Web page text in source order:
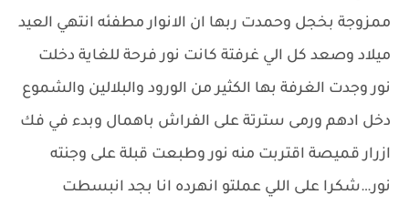
ممزوجة بخجل وحمدت ربها ان الانوار مطفئه انتهي العيد
ميلاد وصعد كل الي غرفتة كانت نور فرحة للغاية دخلت
نور وجدت الغرفة بها الكثير من الورود والبلالين والشموع
دخل ادهم ورمى سترتة على الفراش باهمال وبدء في فك
ازرار قميصة اقتربت منه نور وطبعت قبلة على وجنته
نور…شكرا على اللي عملتو انهرده انا بجد انبسطت